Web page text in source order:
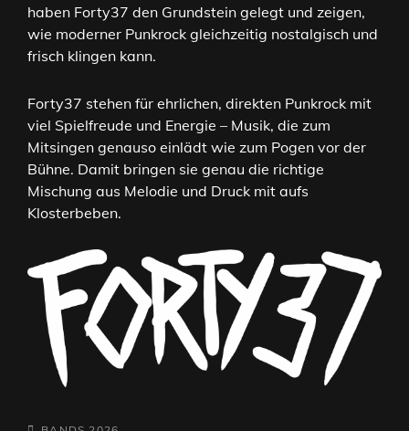
haben Forty37 den Grundstein gelegt und zeigen,
wie moderner Punkrock gleichzeitig nostalgisch und
frisch klingen kann.
Forty37 stehen für ehrlichen, direkten Punkrock mit
viel Spielfreude und Energie – Musik, die zum
Mitsingen genauso einlädt wie zum Pogen vor der
Bühne. Damit bringen sie genau die richtige
Mischung aus Melodie und Druck mit aufs
Klosterbeben.